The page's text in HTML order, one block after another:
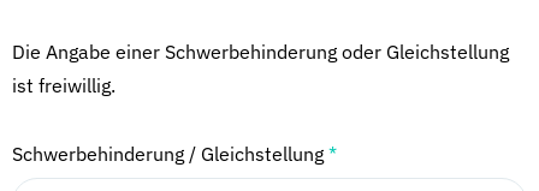
Die Angabe einer Schwerbehinderung oder Gleichstellung
ist freiwillig.
Schwerbehinderung / Gleichstellung *